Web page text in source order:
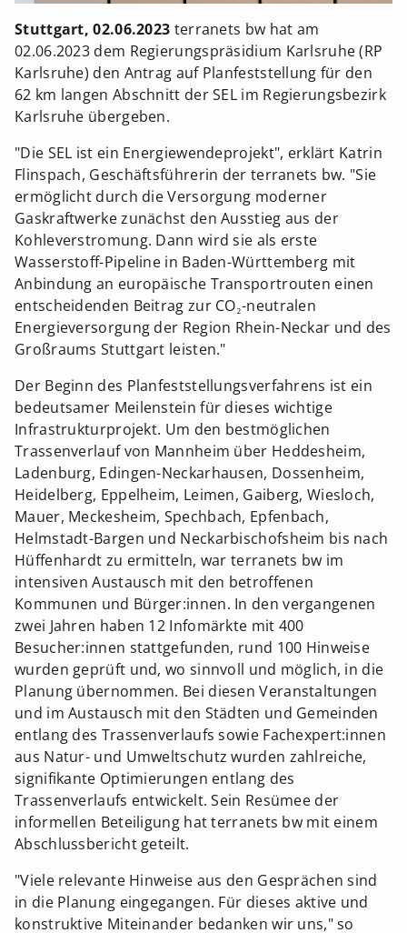
Stuttgart, 02.06.2023 terranets bw hat am
02.06.2023 dem Regierungspräsidium Karlsruhe (RP
Karlsruhe) den Antrag auf Planfeststellung für den
62 km langen Abschnitt der SEL im Regierungsbezirk
Karlsruhe übergeben.
"Die SEL ist ein Energiewendeprojekt", erklärt Katrin
Flinspach, Geschäftsführerin der terranets bw. "Sie
ermöglicht durch die Versorgung moderner
Gaskraftwerke zunächst den Ausstieg aus der
Kohleverstromung. Dann wird sie als erste
Wasserstoff-Pipeline in Baden-Württemberg mit
Anbindung an europäische Transportrouten einen
entscheidenden Beitrag zur CO₂-neutralen
Energieversorgung der Region Rhein-Neckar und des
Großraums Stuttgart leisten."
Der Beginn des Planfeststellungsverfahrens ist ein
bedeutsamer Meilenstein für dieses wichtige
Infrastrukturprojekt. Um den bestmöglichen
Trassenverlauf von Mannheim über Heddesheim,
Ladenburg, Edingen-Neckarhausen, Dossenheim,
Heidelberg, Eppelheim, Leimen, Gaiberg, Wiesloch,
Mauer, Meckesheim, Spechbach, Epfenbach,
Helmstadt-Bargen und Neckarbischofsheim bis nach
Hüffenhardt zu ermitteln, war terranets bw im
intensiven Austausch mit den betroffenen
Kommunen und Bürger:innen. In den vergangenen
zwei Jahren haben 12 Infomärkte mit 400
Besucher:innen stattgefunden, rund 100 Hinweise
wurden geprüft und, wo sinnvoll und möglich, in die
Planung übernommen. Bei diesen Veranstaltungen
und im Austausch mit den Städten und Gemeinden
entlang des Trassenverlaufs sowie Fachexpert:innen
aus Natur- und Umweltschutz wurden zahlreiche,
signifikante Optimierungen entlang des
Trassenverlaufs entwickelt. Sein Resümee der
informellen Beteiligung hat terranets bw mit einem
Abschlussbericht geteilt.
"Viele relevante Hinweise aus den Gesprächen sind
in die Planung eingegangen. Für dieses aktive und
konstruktive Miteinander bedanken wir uns," so